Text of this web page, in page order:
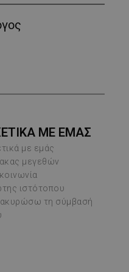
ΜΕ ΕΜΑΣ
με εμάς
μεγεθών
ιστότοπου
τη σύμβασή